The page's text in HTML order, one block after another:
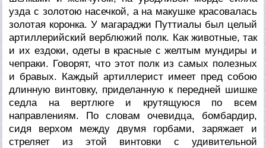
узда с золотою насечкой, а на макушке красовалась
золотая коронка.У магараджи Путтиалы был целый
артиллерийский верблюжий полк. Как животные, так
и их ездоки, одеты в красные с желтым мундиры и
чепраки. Говорят, что этот полк из самых полезных
и бравых. Каждый артиллерист имеет пред собою
длинную винтовку, приделанную к передней шишке
седла на вертлюге и крутящуюся по всем
направлениям. По словам очевидца, бомбардир,
сидя верхом между двумя горбами, заряжает и
стреляет из этой винтовки с удивительной